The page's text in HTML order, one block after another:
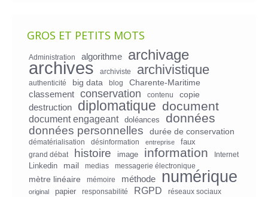
GROS ET PETITS MOTS
Administration algorithme archivage
archives archiviste archivistique
authenticité big data blog
Charente-Maritime
classement
conservation contenu
copie
destruction
diplomatique document
document engageant doléances données
données personnelles durée de conservation
dématérialisation désinformation entreprise faux
grand débat histoire image information Internet
Linkedin mail medias messagerie électronique
mètre linéaire mémoire méthode numérique
original papier responsabilité RGPD réseaux sociaux